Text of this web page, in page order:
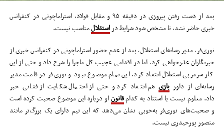
بعد از دست رفتن پیروزی در دقیقه ۹۵ و مقابل فولاد، استراماچونی در کنفرانس
خبری حاضر نشد، تا مشخص شود شرایط در استقلالمناسب نیست.
نوری‌فر، مدیر رسانه‌ای استقلال، بعد از عدم حضور استراماچونی در کنفرانس خبری از
خبرنگاران عذرخواهی کرد، اما در اقدامی عجیب کل ماجرا را شرح داد و حتی از این
کار سرمربی استقلال انتقاد کرد. این تمام موضوع نبود و نوری‌فر در قامت مدیر
رسانه‌ای از داوربازی هم انتقاد کرد و حتی از احتمال شکایت از فغانی خبر
داد. معلوم نیست با استناد به کدامقانوناو درباره این موضوع صحبت کرده است
و صحبت‌های نوری‌فر به‌خوبی نشان می‌دهد که این تیم دارای یک بزرگ‌تر مانند
منصور پورحیدری نیست.